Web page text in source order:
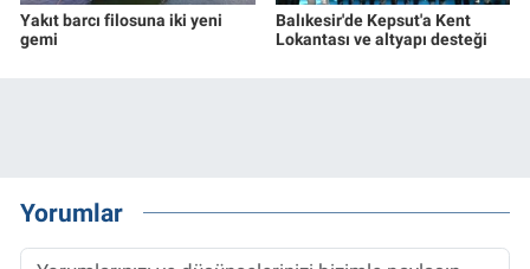
Yakıt barcı filosuna iki yeni
gemi
Balıkesir'de Kepsut'a Kent
Lokantası ve altyapı desteği
Yorumlar